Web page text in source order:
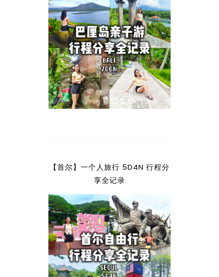
【首尔】一个人旅行 5D4N 行程分
享全记录